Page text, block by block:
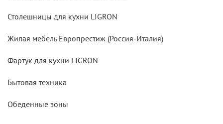
Столешницы для кухни LIGRON
Жилая мебель Европрестиж (Россия-Италия)
Фартук для кухни LIGRON
Бытовая техника
Обеденные зоны